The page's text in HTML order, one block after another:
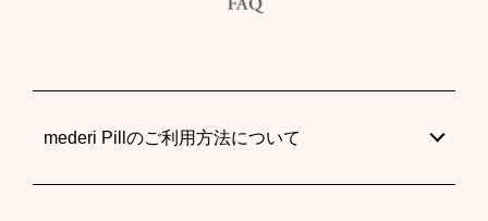
mederi Pillのご利用方法について